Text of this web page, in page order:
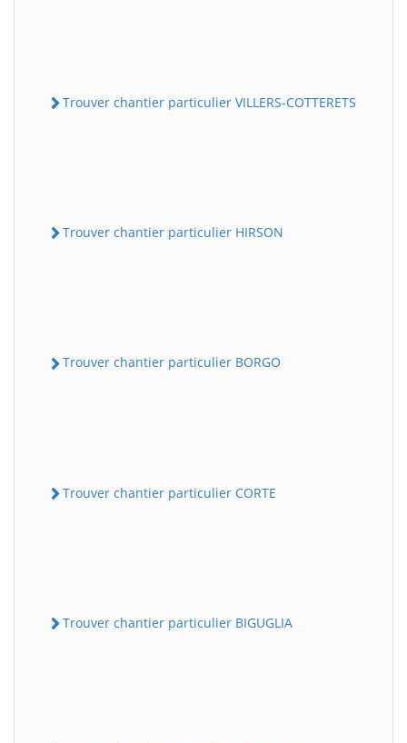
Trouver chantier particulier VILLERS-COTTERETS
Trouver chantier particulier HIRSON
Trouver chantier particulier BORGO
Trouver chantier particulier CORTE
Trouver chantier particulier BIGUGLIA